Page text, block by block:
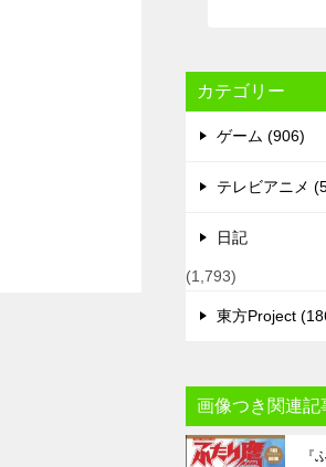
カテゴリー
ゲーム (906)
テレビアニメ
日記
(1,793)
東方Project
画像つき関連記
『